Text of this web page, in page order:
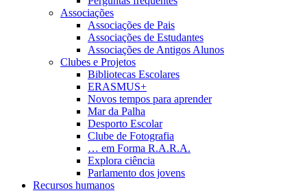
Associações
Associações de Pais
Associações de Estudantes
Associações de Antigos Alunos
Clubes e Projetos
Bibliotecas Escolares
ERASMUS+
Novos tempos para aprender
Mar da Palha
Desporto Escolar
Clube de Fotografia
… em Forma R.A.R.A.
Explora ciência
Parlamento dos jovens
Recursos humanos